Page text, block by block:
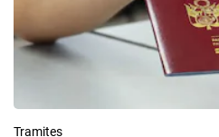
Tramites